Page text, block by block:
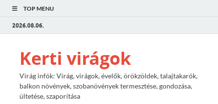
TOP MENU
2026.08.06.
Kerti virágok
Virág infók: Virág, virágok, évelők, örökzöldek, talajtakarók,
balkon növények, szobanövények termesztése, gondozása,
ültetése, szaporítása